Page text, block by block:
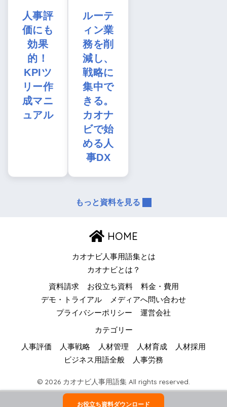
人事評
価にも
効果
的！
KPIツ
リー作
成マニ
ュアル
ルーテ
ィン業
務を削
減し、
戦略に
集中で
きる。
カオナ
ビで始
める人
事DX
もっと資料を見る
HOME
カオナビ人事用語集とは
カオナビとは？
資料請求 お役立ち資料
料金・費用
デモ・トライアル
メディアへ問い合わせ
プライバシーポリシー
運営会社
カテゴリー
人事評価 人事戦略 人材管理 人材育成
人材採用
ビジネス用語全般
人事労務
© 2026 カオナビ人事用語集 All rights reserved.
お役立ち資料ダウンロード